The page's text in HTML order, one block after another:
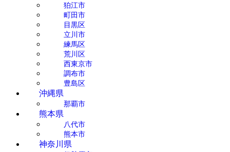
狛江市
町田市
目黒区
立川市
練馬区
荒川区
西東京市
調布市
豊島区
沖縄県
那覇市
熊本県
八代市
熊本市
神奈川県